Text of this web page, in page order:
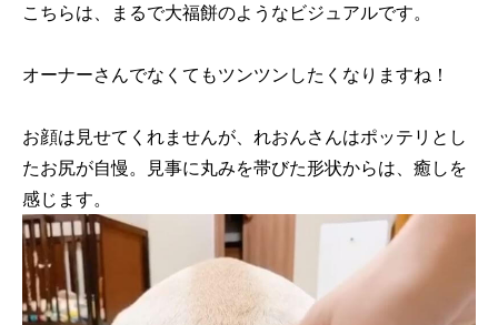
こちらは、まるで大福餅のようなビジュアルです。
オーナーさんでなくてもツンツンしたくなりますね！
お顔は見せてくれませんが、れおんさんはポッテリとし
たお尻が自慢。見事に丸みを帯びた形状からは、癒しを
感じます。